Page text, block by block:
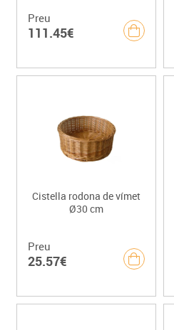
Preu
111.45€
Cistella rodona de vímet
Ø30 cm
Preu
25.57€